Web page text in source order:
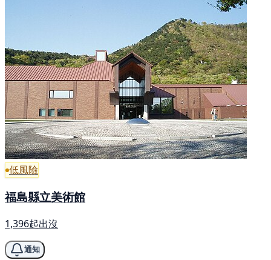
低風險
福島縣立美術館
1,396起出沒
通知